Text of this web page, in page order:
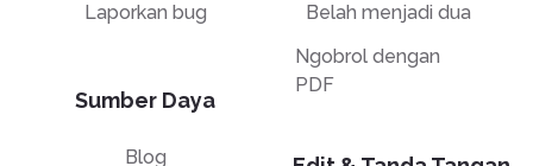
Laporkan bug
Sumber Daya
Blog
Belah menjadi dua
Ngobrol dengan
PDF